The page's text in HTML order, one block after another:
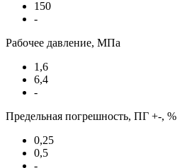
150
-
Рабочее давление, МПа
1,6
6,4
-
Предельная погрешность, ПГ +-, %
0,25
0,5